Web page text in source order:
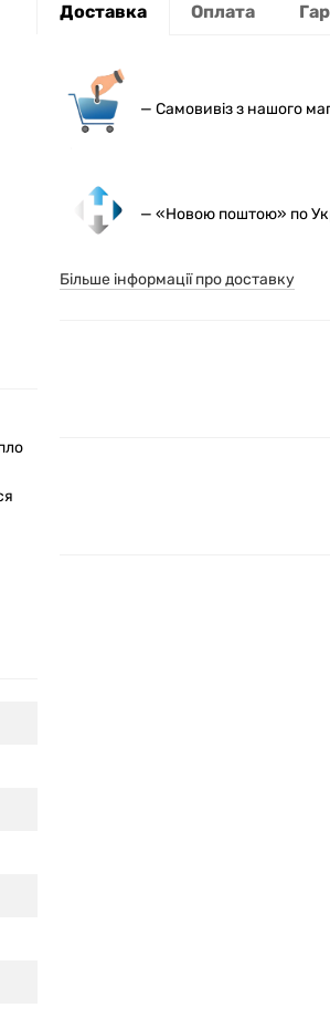
Доставка Оплата
— Самовивіз з нашого
— «Новою поштою» по
Більше інформації про доставку